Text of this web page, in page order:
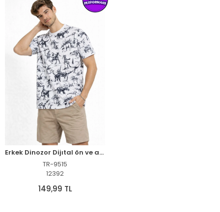
Erkek Dinozor Dijıtal ön ve arka Baskılı Tişört Bisiklet Yaka T-Shirt - Beyaz
TR-9515
12392
149,99 TL